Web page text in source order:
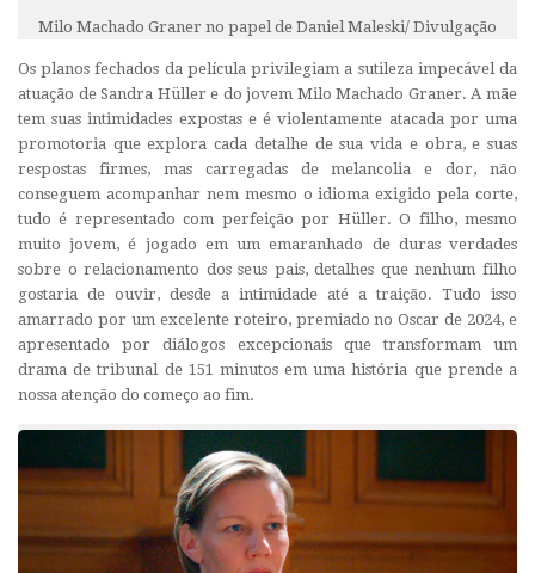
Milo Machado Graner no papel de Daniel Maleski/ Divulgação
Os planos fechados da película privilegiam a sutileza impecável da
atuação de Sandra Hüller e do jovem Milo Machado Graner. A mãe
tem suas intimidades expostas e é violentamente atacada por uma
promotoria que explora cada detalhe de sua vida e obra, e suas
respostas firmes, mas carregadas de melancolia e dor, não
conseguem acompanhar nem mesmo o idioma exigido pela corte,
tudo é representado com perfeição por Hüller. O filho, mesmo
muito jovem, é jogado em um emaranhado de duras verdades
sobre o relacionamento dos seus pais, detalhes que nenhum filho
gostaria de ouvir, desde a intimidade até a traição. Tudo isso
amarrado por um excelente roteiro, premiado no Oscar de 2024, e
apresentado por diálogos excepcionais que transformam um
drama de tribunal de 151 minutos em uma história que prende a
nossa atenção do começo ao fim.